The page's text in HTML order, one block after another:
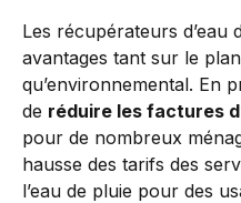
Les récupérateurs d’eau
avantages tant sur le
qu’environnemental. En
de réduire les factures
pour de nombreux
hausse des tarifs des
l’eau de pluie pour des